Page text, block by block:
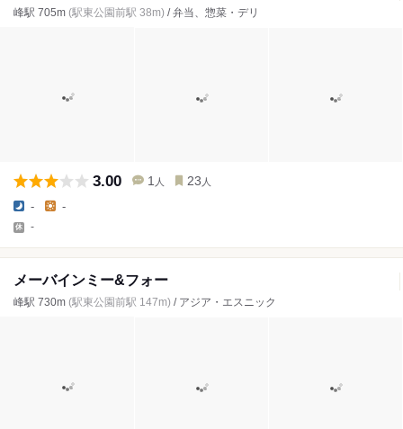
峰駅 705m (駅東公園前駅 38m) / 弁当、惣菜・デリ
3.00 1 人 23 人
- -
-
メーバインミー&フォー
峰駅 730m (駅東公園前駅 147m) / アジア・エスニック